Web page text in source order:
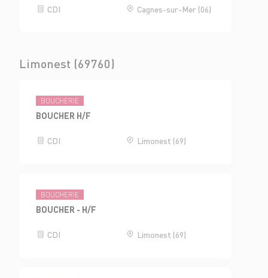
CDI Cagnes-sur-Mer (06)
Limonest (69760)
BOUCHERIE
BOUCHER H/F
CDI Limonest (69)
BOUCHERIE
BOUCHER - H/F
CDI Limonest (69)